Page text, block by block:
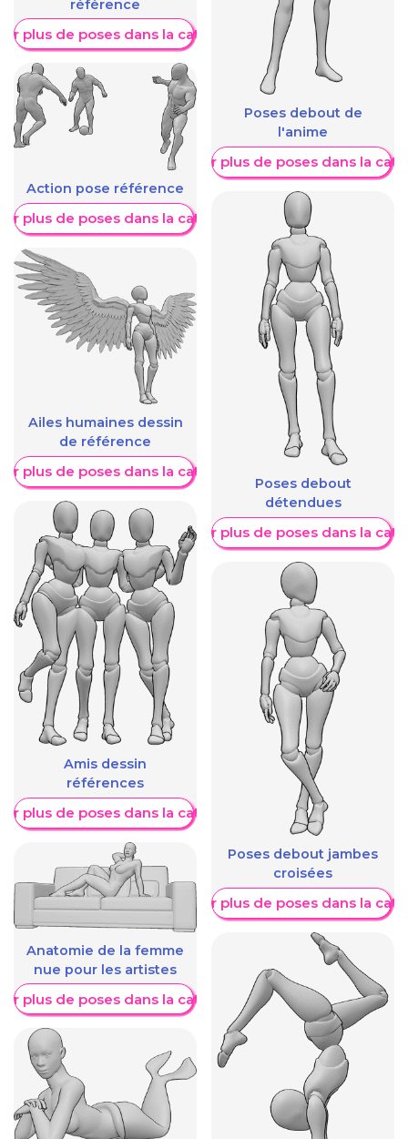
référence
plus de poses dans la catégorie
Action pose référence
plus de poses dans la catégorie
Ailes humaines dessin
de référence
plus de poses dans la catégorie
Amis dessin
références
plus de poses dans la catégorie
Anatomie de la femme
nue pour les artistes
plus de poses dans la catégorie
Poses debout de
l'anime
Afficher plus de poses dans la
Poses debout
détendues
Afficher plus de poses dans la
Poses debout jambes
croisées
Afficher plus de poses dans la